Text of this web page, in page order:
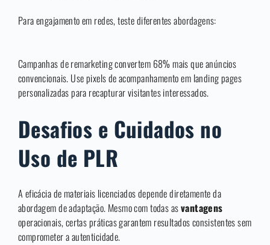
Para engajamento em redes, teste diferentes abordagens:
Campanhas de remarketing convertem 68% mais que anúncios
convencionais. Use pixels de acompanhamento em landing pages
personalizadas para recapturar visitantes interessados.
Desafios e Cuidados no
Uso de PLR
A eficácia de materiais licenciados depende diretamente da
abordagem de adaptação. Mesmo com todas asvantagens
operacionais, certas práticas garantem resultados consistentes sem
comprometer a autenticidade.